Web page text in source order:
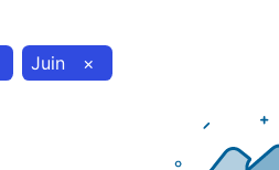
Juin ×